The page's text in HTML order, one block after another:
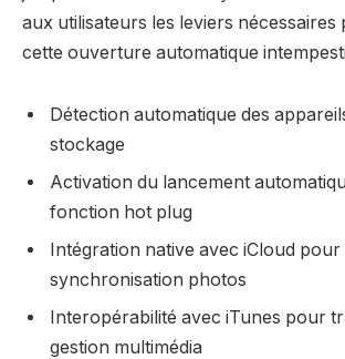
aux utilisateurs les leviers
cette ouverture automatique
Détection automatique des
stockage
Activation du lancement
fonction hot plug
Intégration native avec iCloud pour
synchronisation photos
Interopérabilité avec iTunes pour
gestion multimédia